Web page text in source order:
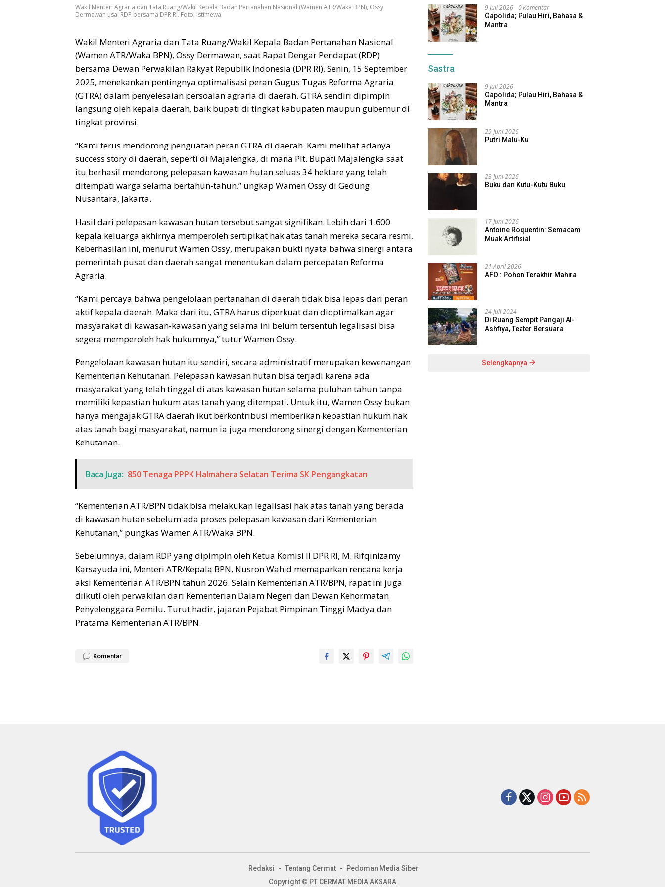
Wakil Menteri Agraria dan Tata Ruang/Wakil Kepala Badan Pertanahan Nasional (Wamen ATR/Waka BPN), Ossy
Dermawan usai RDP bersama DPR RI. Foto: Istimewa
Wakil Menteri Agraria dan Tata Ruang/Wakil Kepala Badan Pertanahan Nasional
(Wamen ATR/Waka BPN), Ossy Dermawan, saat Rapat Dengar Pendapat (RDP)
bersama Dewan Perwakilan Rakyat Republik Indonesia (DPR RI), Senin, 15 September
2025, menekankan pentingnya optimalisasi peran Gugus Tugas Reforma Agraria
(GTRA) dalam penyelesaian persoalan agraria di daerah. GTRA sendiri dipimpin
langsung oleh kepala daerah, baik bupati di tingkat kabupaten maupun gubernur di
tingkat provinsi.
“Kami terus mendorong penguatan peran GTRA di daerah. Kami melihat adanya
success story di daerah, seperti di Majalengka, di mana Plt. Bupati Majalengka saat
itu berhasil mendorong pelepasan kawasan hutan seluas 34 hektare yang telah
ditempati warga selama bertahun-tahun,” ungkap Wamen Ossy di Gedung
Nusantara, Jakarta.
Hasil dari pelepasan kawasan hutan tersebut sangat signifikan. Lebih dari 1.600
kepala keluarga akhirnya memperoleh sertipikat hak atas tanah mereka secara resmi.
Keberhasilan ini, menurut Wamen Ossy, merupakan bukti nyata bahwa sinergi antara
pemerintah pusat dan daerah sangat menentukan dalam percepatan Reforma
Agraria.
“Kami percaya bahwa pengelolaan pertanahan di daerah tidak bisa lepas dari peran
aktif kepala daerah. Maka dari itu, GTRA harus diperkuat dan dioptimalkan agar
masyarakat di kawasan-kawasan yang selama ini belum tersentuh legalisasi bisa
segera memperoleh hak hukumnya,” tutur Wamen Ossy.
Pengelolaan kawasan hutan itu sendiri, secara administratif merupakan kewenangan
Kementerian Kehutanan. Pelepasan kawasan hutan bisa terjadi karena ada
masyarakat yang telah tinggal di atas kawasan hutan selama puluhan tahun tanpa
memiliki kepastian hukum atas tanah yang ditempati. Untuk itu, Wamen Ossy bukan
hanya mengajak GTRA daerah ikut berkontribusi memberikan kepastian hukum hak
atas tanah bagi masyarakat, namun ia juga mendorong sinergi dengan Kementerian
Kehutanan.
Baca Juga: 850 Tenaga PPPK Halmahera Selatan Terima SK Pengangkatan
“Kementerian ATR/BPN tidak bisa melakukan legalisasi hak atas tanah yang berada
di kawasan hutan sebelum ada proses pelepasan kawasan dari Kementerian
Kehutanan,” pungkas Wamen ATR/Waka BPN.
Sebelumnya, dalam RDP yang dipimpin oleh Ketua Komisi II DPR RI, M. Rifqinizamy
Karsayuda ini, Menteri ATR/Kepala BPN, Nusron Wahid memaparkan rencana kerja
aksi Kementerian ATR/BPN tahun 2026. Selain Kementerian ATR/BPN, rapat ini juga
diikuti oleh perwakilan dari Kementerian Dalam Negeri dan Dewan Kehormatan
Penyelenggara Pemilu. Turut hadir, jajaran Pejabat Pimpinan Tinggi Madya dan
Pratama Kementerian ATR/BPN.
Komentar
9 Juli 2026 0 Komentar
Gapolida; Pulau Hiri, Bahasa &
Mantra
Sastra
9 Juli 2026
Gapolida; Pulau Hiri, Bahasa &
Mantra
29 Juni 2026
Putri Malu-Ku
23 Juni 2026
Buku dan Kutu-Kutu Buku
17 Juni 2026
Antoine Roquentin: Semacam
Muak Artifisial
21 April 2026
AFO : Pohon Terakhir Mahira
24 Juli 2024
Di Ruang Sempit Pangaji Al-
Ashfiya, Teater Bersuara
Selengkapnya
Redaksi Tentang Cermat
Pedoman Media Siber
Copyright © PT CERMAT MEDIA AKSARA